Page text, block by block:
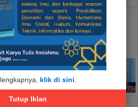
klik di sini.
Tutup Iklan